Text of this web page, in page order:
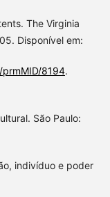
The Virginia
Disponível em:
8194.
São Paulo:
indivíduo e poder